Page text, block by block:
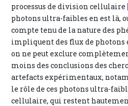
processus de division cellulaire
photons ultra-faibles en est là,
compte tenu de la nature des
impliquent des flux de
on ne peut exclure
moins des conclusions des
artefacts expérimentaux,
le rôle de ces photons ultra-
cellulaire, qui restent